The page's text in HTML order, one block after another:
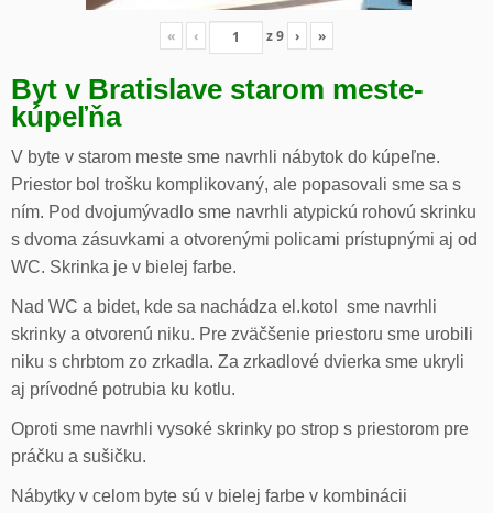
« ‹ z9 › »
Byt v Bratislave starom meste-
kúpeľňa
V byte v starom meste sme navrhli nábytok do kúpeľne.
Priestor bol trošku komplikovaný, ale popasovali sme sa s
ním. Pod dvojumývadlo sme navrhli atypickú rohovú skrinku
s dvoma zásuvkami a otvorenými policami prístupnými aj od
WC. Skrinka je v bielej farbe.
Nad WC a bidet, kde sa nachádza el.kotol sme navrhli
skrinky a otvorenú niku. Pre zväčšenie priestoru sme urobili
niku s chrbtom zo zrkadla. Za zrkadlové dvierka sme ukryli
aj prívodné potrubia ku kotlu.
Oproti sme navrhli vysoké skrinky po strop s priestorom pre
práčku a sušičku.
Nábytky v celom byte sú v bielej farbe v kombinácii